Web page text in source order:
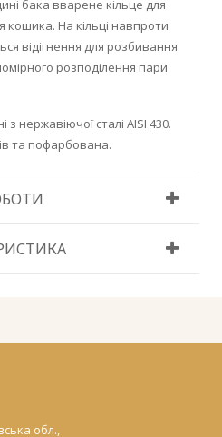
бака вварене кільце для
кошика. На кільці навпроти
відігнення для розбивання
розподілення пари
нержавіючої сталі AISI 430.
та пофарбована.
обл.,